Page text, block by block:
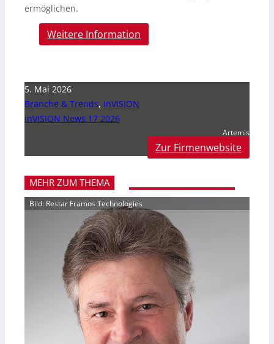
ermöglichen.
Weitere Information
5. Mai 2026
Branche & Trends, inVISION
inVISION News 17 2026
Artemis
Zur Firmenwebsite
MEHR ZUM THEMA
Bild: Restar Framos Technologies